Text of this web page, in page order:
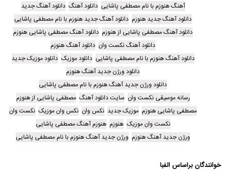
آهنگ هنوزم با نام مصطفی پاشایی دانلود آهنگ دانلود آهنگ جدید
دانلود آهنگ جدید هنوزم دانلود آهنگ جدید هنوزم با نام مصطفی پاشایی
دانلود آهنگ مصطفی پاشایی از هنوزم دانلود آهنگ مصطفی پاشایی هنوزم
دانلود آهنگ نکست وان دانلود آهنگ هنوزم
دانلود آهنگ هنوزم با نام مصطفی پاشایی دانلود موزیک دانلود موزیک جدید
دانلود ورژن جدید آهنگ هنوزم
دانلود ورژن جدید آهنگ هنوزم با نام مصطفی پاشایی
رسانه موسیقی نکست وان سایت دانلود آهنگ مصطفی پاشایی از هنوزم
مصطفی پاشایی هنوزم موزیک جدید نکس وان نکس وان موزیک نکست وان
نکست وان موزیک هنوزم هنوزم آهنگ مصطفی پاشایی
ورژن جدید آهنگ هنوزم ورژن جدید آهنگ هنوزم با نام مصطفی پاشایی
خوانندگان براساس الفبا